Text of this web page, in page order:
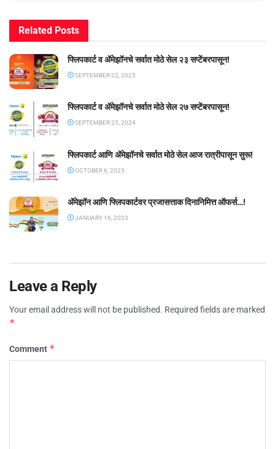
Related Posts
फ्लिपकार्ट व ॲमेझॉनचे सर्वात मोठे सेल २३ सप्टेंबरपासून!
SEPTEMBER 22, 2025
फ्लिपकार्ट व ॲमेझॉनचे सर्वात मोठे सेल २७ सप्टेंबरपासून!
SEPTEMBER 25, 2024
फ्लिपकार्ट आणि ॲमेझॉनचे सर्वात मोठे सेल आज रात्रीपासून सुरू!
OCTOBER 6, 2023
ॲमेझॉन आणि फ्लिपकार्टवर प्रजासत्ताक दिनानिमित्त ऑफर्स…!
JANUARY 16, 2023
Leave a Reply
Your email address will not be published. Required fields are marked
*
Comment *